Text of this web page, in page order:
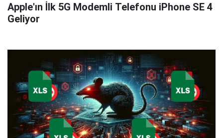
Apple'ın İlk 5G Modemli Telefonu iPhone SE 4
Geliyor